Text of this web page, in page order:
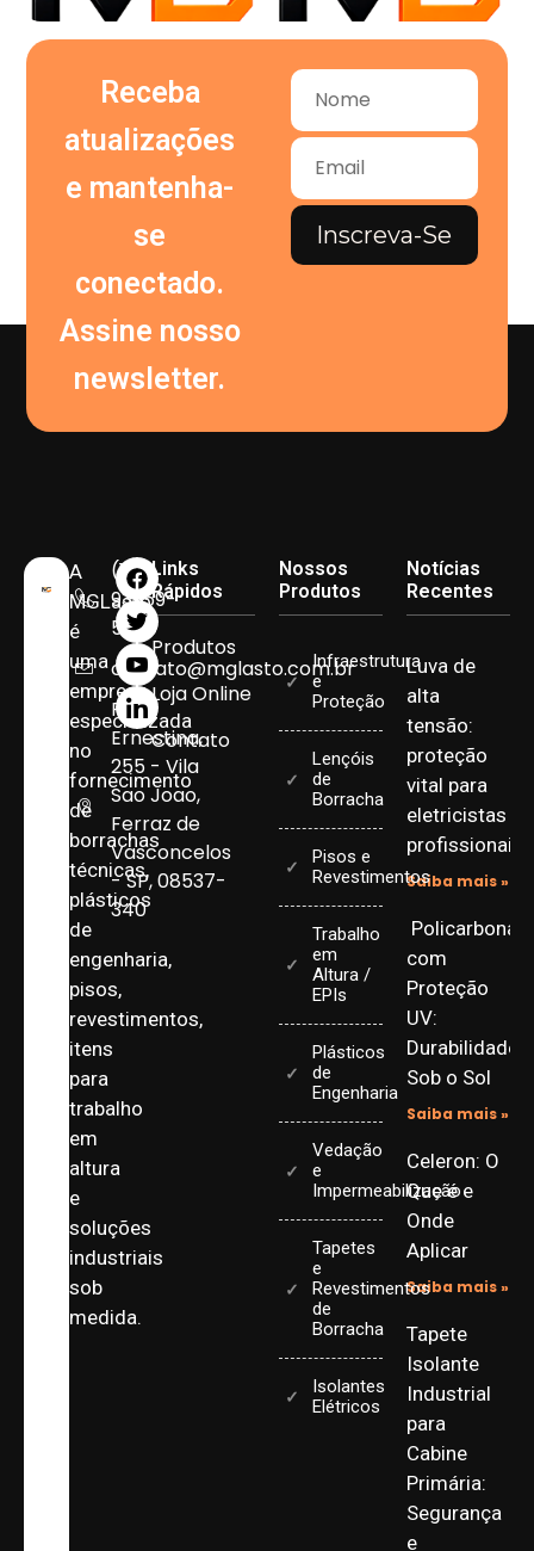
Receba
atualizações
e mantenha-
se
conectado.
Assine nosso
newsletter.
Inscreva-Se
A
MGLasto
é
uma
empresa
especializada
no
fornecimento
de
borrachas
técnicas,
plásticos
de
engenharia,
pisos,
revestimentos,
itens
para
trabalho
em
altura
e
soluções
industriais
sob
medida.
(11)
93959-
5090
contato@mglasto.com.br
Rua
Ernestina,
255 - Vila
Sao Joao,
Ferraz de
Vasconcelos
- SP, 08537-
340
Links
Rápidos
Produtos
Loja Online
Contato
Nossos
Produtos
Infraestrutura
e
Proteção
Lençóis
de
Borracha
Pisos e
Revestimentos
Trabalho
em
Altura /
EPIs
Plásticos
de
Engenharia
Vedação
e
Impermeabilização
Tapetes
e
Revestimentos
de
Borracha
Isolantes
Elétricos
Notícias
Recentes
Luva de
alta
tensão:
proteção
vital para
eletricistas
profissionais
Saiba mais »
com
Proteção
UV:
Durabilidade
Sob o Sol
Saiba mais »
Celeron: O
Que é e
Onde
Aplicar
Saiba mais »
Tapete
Isolante
Industrial
para
Cabine
Primária:
Segurança
e